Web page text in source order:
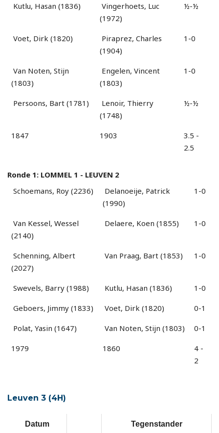
1847 1903
3.5 -
2.5
Kutlu, Hasan (1836)
Vingerhoets, Luc
(1972)
½-½
Voet, Dirk (1820)
Piraprez, Charles
(1904)
1-0
Van Noten, Stijn
(1803)
Engelen, Vincent
(1803)
1-0
Persoons, Bart (1781)
Lenoir, Thierry
(1748)
½-½
Ronde 1: LOMMEL 1 - LEUVEN 2
1979 1860
4 -
2
Schoemans, Roy (2236)
Delanoeije, Patrick
(1990)
1-0
Van Kessel, Wessel
(2140)
Delaere, Koen (1855) 1-0
Schenning, Albert
(2027)
Van Praag, Bart (1853) 1-0
Swevels, Barry (1988) Kutlu, Hasan (1836) 1-0
Geboers, Jimmy (1833) Voet, Dirk (1820) 0-1
Polat, Yasin (1647) Van Noten, Stijn (1803) 0-1
Leuven 3 (4H)
Datum Tegenstander